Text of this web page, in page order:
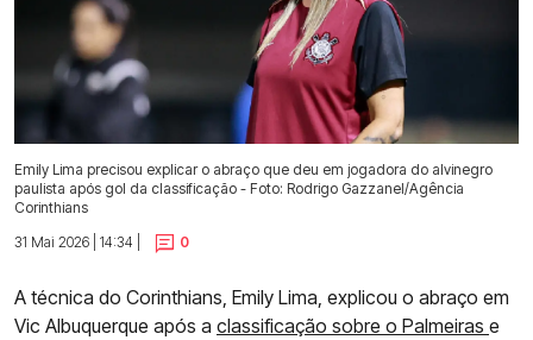
Emily Lima precisou explicar o abraço que deu em jogadora do alvinegro
paulista após gol da classificação - Foto: Rodrigo Gazzanel/Agência
Corinthians
31 Mai 2026 | 14:34 |
0
A técnica do Corinthians, Emily Lima, explicou o abraço em
Vic Albuquerque após a classificação sobre o Palmeiras e